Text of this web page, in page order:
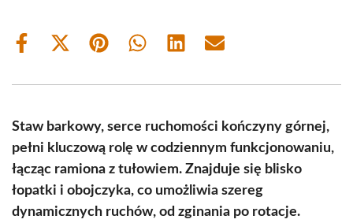
Share
Share
(Twitter)
Share Share Share Share
Staw barkowy, serce ruchomości kończyny górnej,
pełni kluczową rolę w codziennym funkcjonowaniu,
łącząc ramiona z tułowiem. Znajduje się blisko
łopatki i obojczyka, co umożliwia szereg
dynamicznych ruchów, od zginania po rotacje.